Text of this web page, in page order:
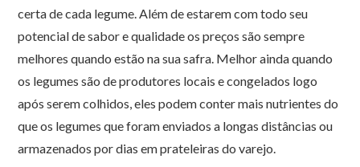
certa de cada legume. Além de estarem com todo seu
potencial de sabor e qualidade os preços são sempre
melhores quando estão na sua safra. Melhor ainda quando
os legumes são de produtores locais e congelados logo
após serem colhidos, eles podem conter mais nutrientes do
que os legumes que foram enviados a longas distâncias ou
armazenados por dias em prateleiras do varejo.